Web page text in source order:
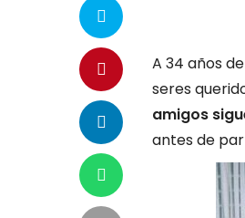
A 34 años
seres
amigos
antes de